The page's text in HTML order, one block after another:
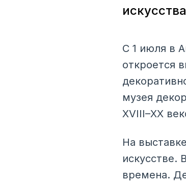
С 1 июля в
откроется
музея
XVIII–XX
На
искусстве.
времена.